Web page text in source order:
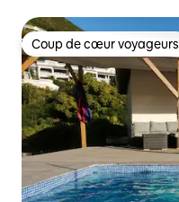
Coup de cœur voyageurs
Coup de cœur voyageurs